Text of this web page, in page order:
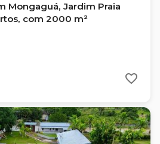
Mongaguá, Jardim Praia
com 2000 m²